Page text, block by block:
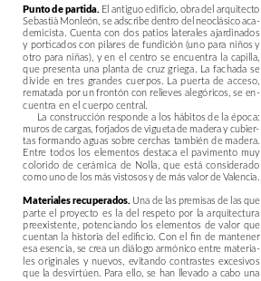
Puntodepartida. Elantiguoedificio, obradelarquitecto
SebastiàMonleón,seadscribedentrodelneoclásicoaca-
demicista. Cuenta con dos patios laterales ajardinados
yporticadosconpilares de fundición (uno para niñosy
otro para niñas), y en el centro se encuentra la capilla,
que presenta una planta de cruz griega. La fachada se
divide en tres grandes cuerpos. La puerta de acceso,
rematada porunfrontóncon relievesalegóricos, seen-
cuentra enel cuerpocentral.
La construcción responde a los hábitosde laépoca:
murosdecargas,forjadosdeviguetademaderaycubier-
tasformando aguas sobre cerchas también demadera.
Entre todos los elementos destaca el pavimento muy
colorido de cerámica de Nolla, que está considerado
comounodelosmásvistososydemásvalordeValencia.
Materialesrecuperados.Unade laspremisasdelasque
parte el proyecto es la del respeto por la arquitectura
preexistente, potenciando los elementos de valor que
cuentan la historia del edificio. Con el fin de mantener
esaesencia,secreaundiálogoarmónicoentremateria-
les originales y nuevos, evitando contrastes excesivos
que la desvirtúen. Para ello, se han llevado a cabo una